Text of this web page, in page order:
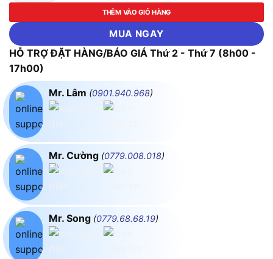
THÊM VÀO GIỎ HÀNG
MUA NGAY
HỖ TRỢ ĐẶT HÀNG/BÁO GIÁ Thứ 2 - Thứ 7 (8h00 -
17h00)
Mr. Lâm (0901.940.968)
Mr. Cường (0779.008.018)
Mr. Song (0779.68.68.19)